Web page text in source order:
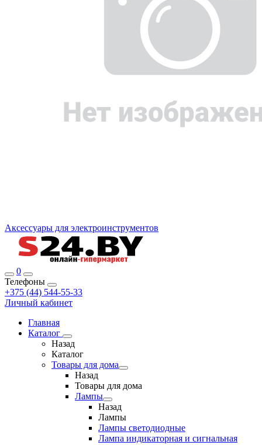
Аксессуары для электроинструментов
0
Телефоны
+375 (44) 544-55-33
Личный кабинет
Главная
Каталог
Назад
Каталог
Товары для дома
Назад
Товары для дома
Лампы
Назад
Лампы
Лампы светодиодные
Лампа индикаторная и сигнальная